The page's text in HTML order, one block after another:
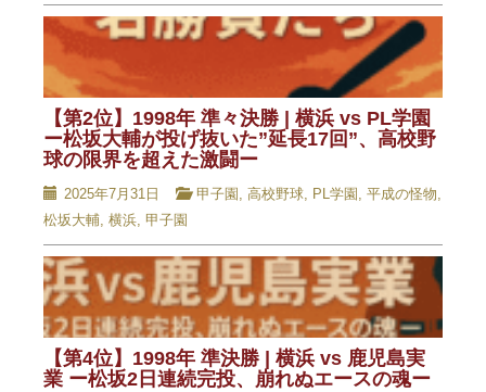
【第2位】1998年 準々決勝 | 横浜 vs PL学園
ー松坂大輔が投げ抜いた”延長17回”、高校野
球の限界を超えた激闘ー
2025年7月31日 甲子園 , 高校野球, PL学園 , 平成の怪物,
松坂大輔, 横浜, 甲子園
【第4位】1998年 準決勝 | 横浜 vs 鹿児島実
業 ー松坂2日連続完投、崩れぬエースの魂ー